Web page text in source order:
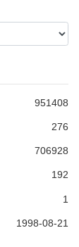
951408
276
706928
192
1
1998-08-21